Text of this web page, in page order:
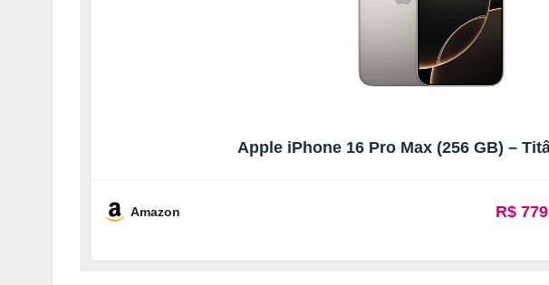
Apple iPhone 16 Pro Max (256 GB) –
Amazon R$